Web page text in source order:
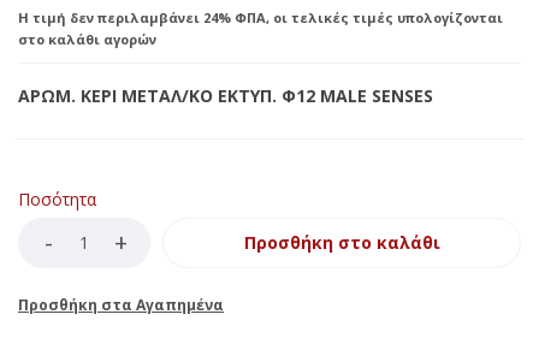
Η τιμή δεν περιλαμβάνει 24% ΦΠΑ, οι τελικές τιμές υπολογίζονται
στο καλάθι αγορών
ΑΡΩΜ. ΚΕΡΙ ΜΕΤΑΛ/ΚΟ ΕΚΤΥΠ. Φ12 MALE SENSES
Ποσότητα
Προσθήκη στο καλάθι